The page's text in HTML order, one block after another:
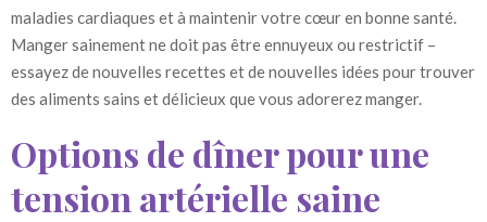
maladies cardiaques et à maintenir votre cœur en bonne santé.
Manger sainement ne doit pas être ennuyeux ou restrictif –
essayez de nouvelles recettes et de nouvelles idées pour trouver
des aliments sains et délicieux que vous adorerez manger.
Options de dîner pour une
tension artérielle saine